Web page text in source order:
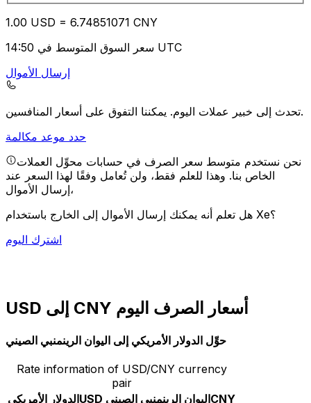
1.00 USD = 6.74851071 CNY
سعر السوق المتوسط في 14:50 UTC
إرسال الأموال
تحدث إلى خبير عملات اليوم.يمكننا التفوق على أسعار المنافسين.
حدد موعد مكالمة
نحن نستخدم متوسط سعر الصرف في حسابات محوِّل العملات
الخاص بنا. وهذا للعلم فقط، ولن تُعامل وفقًا لهذا السعر عند
إرسال الأموال،
هل تعلم أنه يمكنك إرسال الأموال إلى الخارج باستخدام Xe؟
اشترك اليوم
USD إلى CNY أسعار الصرف اليوم
حوِّل الدولار الأمريكي إلى اليوان الرينمنبي الصيني
Rate information of USD/CNY currency
pair
الدولار الأمريكيUSD اليوان الرينمنبي الصينيCNY